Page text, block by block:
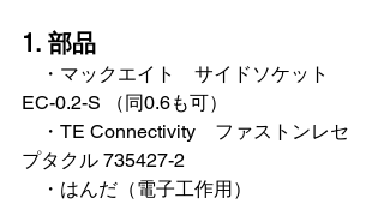
1. 部品
・マックエイト　サイドソケット
EC-0.2-S （同0.6も可）
・TE Connectivity　ファストンレセ
プタクル 735427-2
・はんだ（電子工作用）